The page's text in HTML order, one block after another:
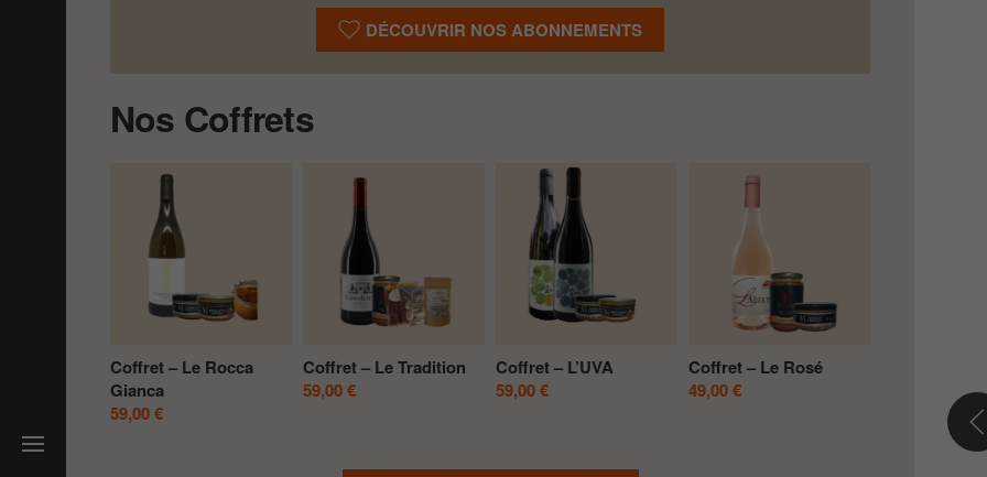
DÉCOUVRIR NOS ABONNEMENTS
Nos Coffrets
Coffret de Pâques – la
gourmandise Corse
Coffret – le Moretelle
119,00
Coffret – L’Aeterna
79,00€
Coffret – Le Grotta
39,00€